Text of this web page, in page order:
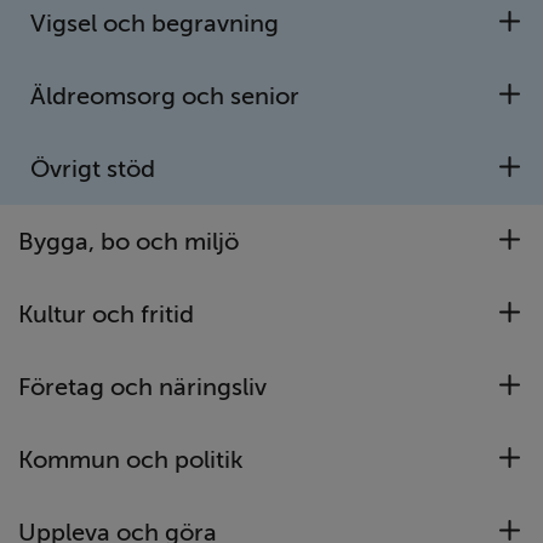
Vigsel och begravning
Äldreomsorg och senior
Övrigt stöd
Bygga, bo och miljö
Kultur och fritid
Företag och näringsliv
Kommun och politik
Uppleva och göra
Journummer och fler kontaktuppgifter.
OM WEBBPLATSEN
Intranätet – Kom in
Om webbplatsen
Tillgänglighetsredogörelse
Anslagstavla